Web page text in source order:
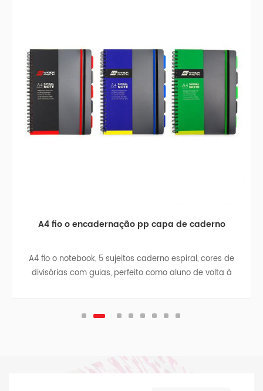
A4 fio o encadernação pp capa de caderno
A4 fio o notebook, 5 sujeitos caderno espiral, cores de
divisórias com guias, perfeito como aluno de volta à